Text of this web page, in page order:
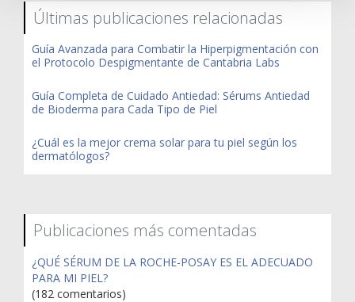
Últimas publicaciones relacionadas
Guía Avanzada para Combatir la Hiperpigmentación con
el Protocolo Despigmentante de Cantabria Labs
Guía Completa de Cuidado Antiedad: Sérums Antiedad
de Bioderma para Cada Tipo de Piel
¿Cuál es la mejor crema solar para tu piel según los
dermatólogos?
Publicaciones más comentadas
¿QUÉ SÉRUM DE LA ROCHE-POSAY ES EL ADECUADO
PARA MI PIEL?
(182 comentarios)